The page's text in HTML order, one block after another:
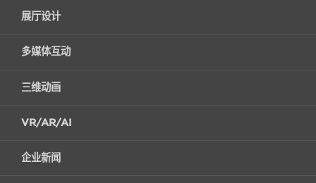
展厅设计
多媒体互动
三维动画
VR/AR/AI
企业新闻